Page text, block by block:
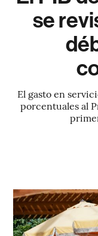
se
El gasto en
porcentuales al